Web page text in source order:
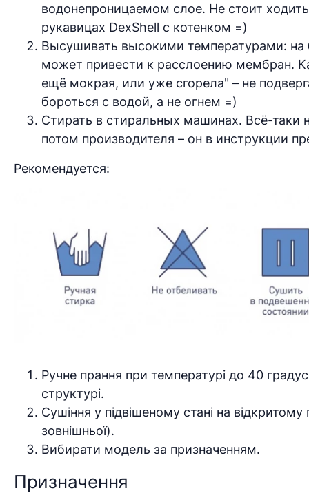
водонепроницаемом слое. Не стоит
рукавицах DexShell с котенком =)
Высушивать высокими температурами: на
может привести к расслоению мембран.
ещё мокрая, или уже сгорела" – не
бороться с водой, а не огнем =)
Стирать в стиральных машинах. Всё-таки
потом производителя – он в инструкции
Рекомендуется:
Ручне прання при температурі до 40
структурі.
Сушіння у підвішеному стані на
зовнішньої).
Вибирати модель за призначенням.
Призначення